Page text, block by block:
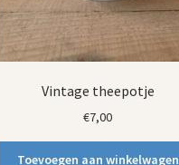
Vintage theepotje
€7,00
Toevoegen aan winkelwagen